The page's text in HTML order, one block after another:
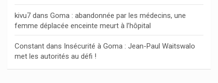
kivu7 dans Goma : abandonnée par les médecins, une
femme déplacée enceinte meurt à l’hôpital
Constant dans Insécurité à Goma : Jean-Paul Waitswalo
met les autorités au défi !